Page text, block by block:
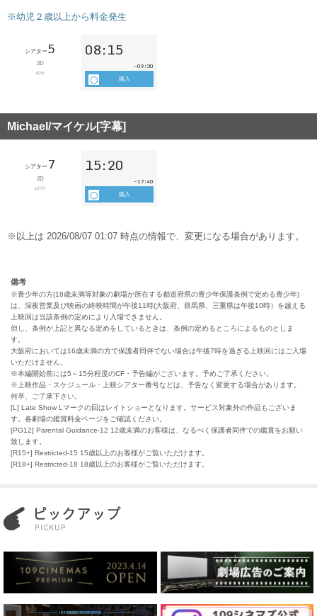
備考
※青少年の方(18歳未満等対象の劇場が所在する都道府県の青少年保護条例で定める青少年)
は、深夜営業及び映画の終映時間が午後11時(大阪府、群馬県、三重県は午後10時）を越える
上映回は当該条例の定めにより入場できません。
但し、条例が上記と異なる定めをしているときは、条例の定めるところによるものとしま
す。
大阪府においては16歳未満の方で保護者同伴でない場合は午後7時を過ぎる上映回にはご入場
いただけません。
※本編開始前には5～15分程度のCF・予告編がございます。予めご了承ください。
※上映作品・スケジュール・上映シアター番号などは、予告なく変更する場合があります。
何卒、ご了承下さい。
[L] Late Show Lマークの回はレイトショーとなります。サービス対象外の作品もございま
す。各劇場の鑑賞料金ページをご確認ください。
[PG12] Parental Guidance-12 12歳未満のお客様は、なるべく保護者同伴での鑑賞をお願い
致します。
[R15+] Restricted-15 15歳以上のお客様がご覧いただけます。
[R18+] Restricted-18 18歳以上のお客様がご覧いただけます。